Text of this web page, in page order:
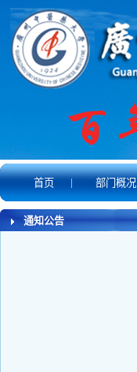
首页 | 部门概况
通知公告